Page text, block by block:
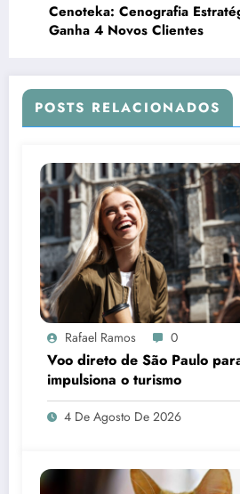
Cenoteka: Cenografia
Ganha 4 Novos Clientes
POSTS RELACIONADOS
Rafael Ramos 0
Voo direto de São Paulo
impulsiona o turismo
4 De Agosto De 2026